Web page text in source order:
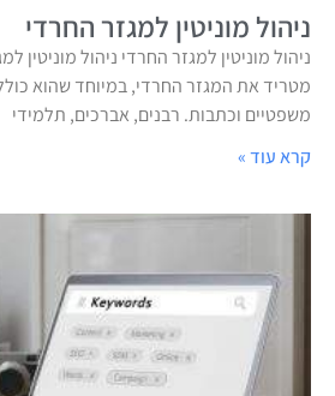
ניהול מוניטין למגזר החרדי
ניהול מוניטין למגזר החרדי ניהול מוניטין
מטריד את המגזר החרדי, במיוחד שהוא
משפטיים וכתבות. רבנים, אברכים, תלמידי
קרא עוד »